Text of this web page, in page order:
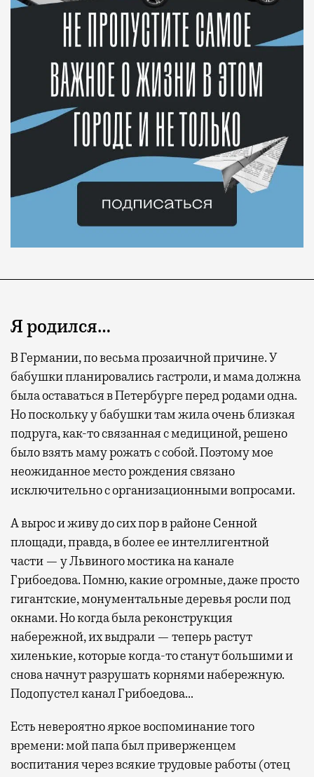
Я родился…
В Германии, по весьма прозаичной причине. У
бабушки планировались гастроли, и мама должна
была оставаться в Петербурге перед родами одна.
Но поскольку у бабушки там жила очень близкая
подруга, как-то связанная с медициной, решено
было взять маму рожать с собой. Поэтому мое
неожиданное место рождения связано
исключительно с организационными вопросами.
А вырос и живу до сих пор в районе Сенной
площади, правда, в более ее интеллигентной
части — у Львиного мостика на канале
Грибоедова. Помню, какие огромные, даже просто
гигантские, монументальные деревья росли под
окнами. Но когда была реконструкция
набережной, их выдрали — теперь растут
хиленькие, которые когда-то станут большими и
снова начнут разрушать корнями набережную.
Подопустел канал Грибоедова…
Есть невероятно яркое воспоминание того
времени: мой папа был приверженцем
воспитания через всякие трудовые работы (отец